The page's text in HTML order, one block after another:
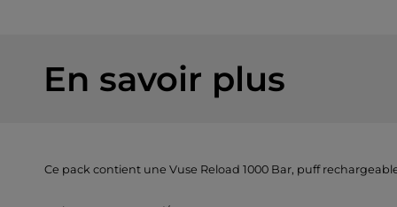
En savoir plus
Ce pack contient une Vuse Reload 1000 Bar, puff